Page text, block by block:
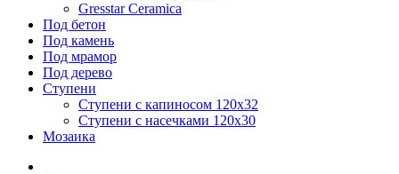
Gresstar Ceramica
Под бетон
Под камень
Под мрамор
Под дерево
Ступени
Ступени с капиносом 120х32
Ступени с насечками 120х30
Мозаика